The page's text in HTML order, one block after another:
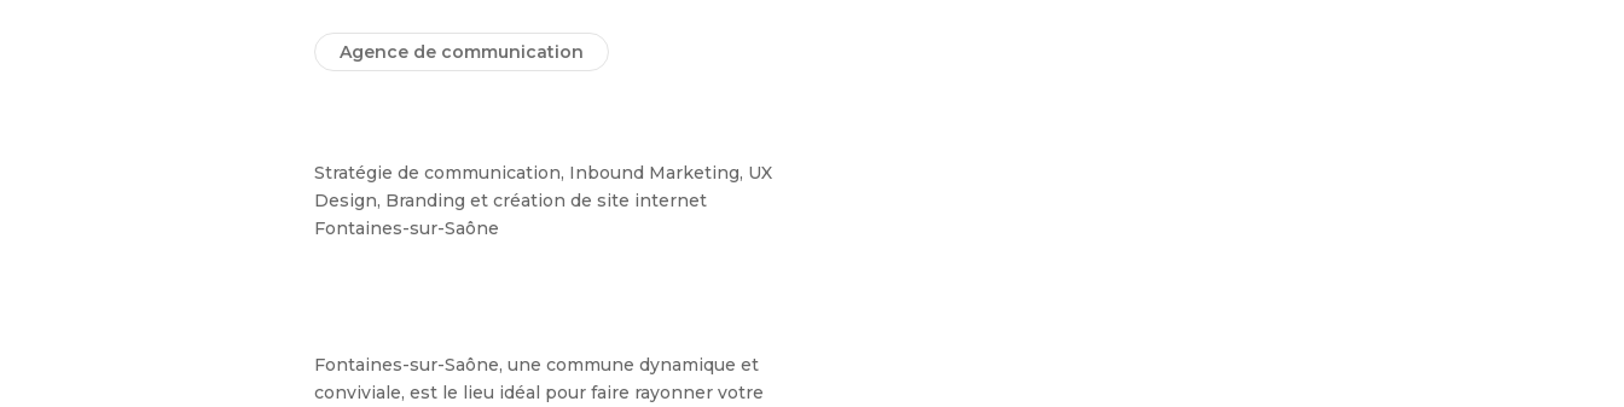
Agence de communication
Stratégie de communication, Inbound Marketing, UX
Design, Branding et création de site internet
Fontaines-sur-Saône
Fontaines-sur-Saône, une commune dynamique et
conviviale, est le lieu idéal pour faire rayonner votre